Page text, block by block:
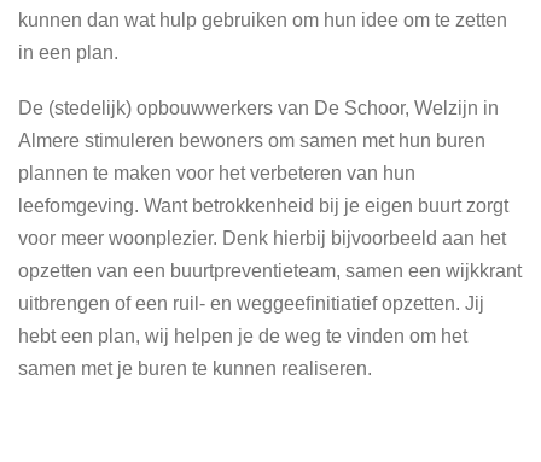
kunnen dan wat hulp gebruiken om hun idee om te zetten
in een plan.
De (stedelijk) opbouwwerkers van De Schoor, Welzijn in
Almere stimuleren bewoners om samen met hun buren
plannen te maken voor het verbeteren van hun
leefomgeving. Want betrokkenheid bij je eigen buurt zorgt
voor meer woonplezier. Denk hierbij bijvoorbeeld aan het
opzetten van een buurtpreventieteam, samen een wijkkrant
uitbrengen of een ruil- en weggeefinitiatief opzetten. Jij
hebt een plan, wij helpen je de weg te vinden om het
samen met je buren te kunnen realiseren.